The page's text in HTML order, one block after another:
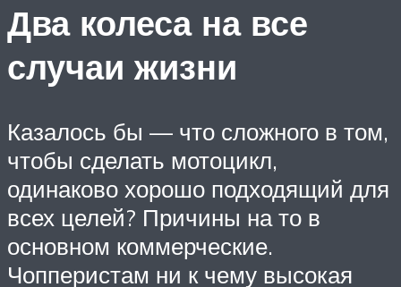
Два колеса на все
случаи жизни
Казалось бы — что сложного в том,
чтобы сделать мотоцикл,
одинаково хорошо подходящий для
всех целей? Причины на то в
основном коммерческие.
Чопперистам ни к чему высокая